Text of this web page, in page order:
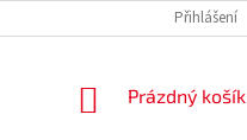
Přihlášení
NÁKUPNÍ
Prázdný košík